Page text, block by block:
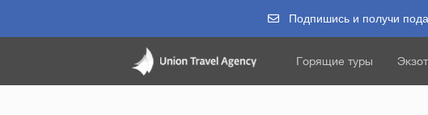
Подпишись и получи
Горящие туры